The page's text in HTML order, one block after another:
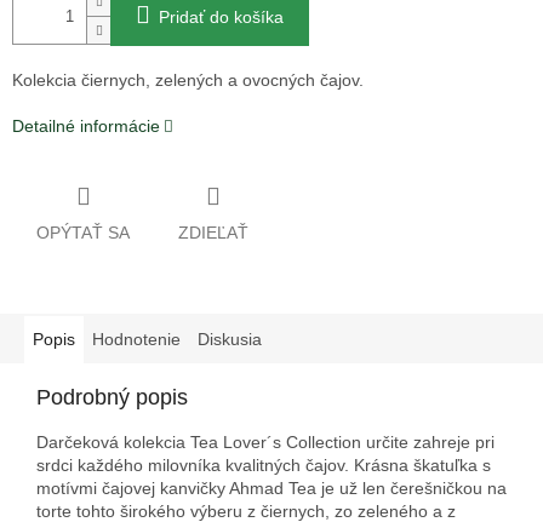
Pridať do košíka
Kolekcia čiernych, zelených a ovocných čajov.
Detailné informácie
OPÝTAŤ SA ZDIEĽAŤ
Popis Hodnotenie Diskusia
Podrobný popis
Darčeková kolekcia Tea Lover´s Collection určite zahreje pri
srdci každého milovníka kvalitných čajov. Krásna škatuľka s
motívmi čajovej kanvičky Ahmad Tea je už len čerešničkou na
torte tohto širokého výberu z čiernych, zo zeleného a z